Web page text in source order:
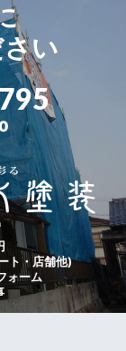
い
ト・店舗他)
ォーム